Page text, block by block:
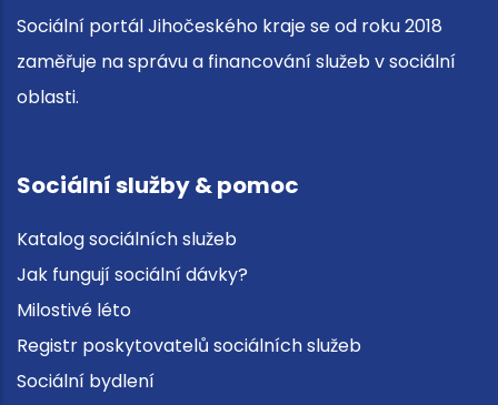
Sociální portál Jihočeského kraje se od roku 2018
zaměřuje na správu a financování služeb v sociální
oblasti.
Sociální služby & pomoc
Katalog sociálních služeb
Jak fungují sociální dávky?
Milostivé léto
Registr poskytovatelů sociálních služeb
Sociální bydlení